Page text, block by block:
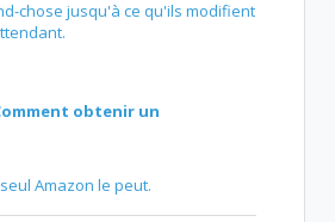
chose jusqu'à ce qu'ils modifient
obtenir un
Amazon le peut.